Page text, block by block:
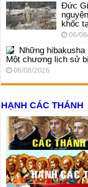
Đức
khốc
06/
Những
Một chương lịch sử
06/08/2026
HẠNH CÁC THÁNH